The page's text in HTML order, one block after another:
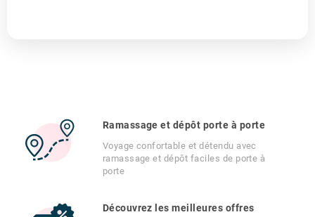
Ramassage et dépôt porte à porte
Voyage confortable et détendu avec
ramassage et dépôt faciles de porte à
porte
Découvrez les meilleures offres